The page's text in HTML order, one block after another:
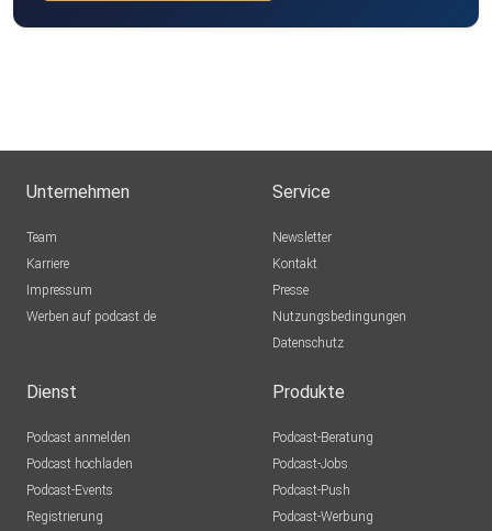
Unternehmen
Team
Karriere
Impressum
Werben auf podcast.de
Service
Newsletter
Kontakt
Presse
Nutzungsbedingungen
Datenschutz
Dienst
Podcast anmelden
Podcast hochladen
Podcast-Events
Registrierung
Produkte
Podcast-Beratung
Podcast-Jobs
Podcast-Push
Podcast-Werbung